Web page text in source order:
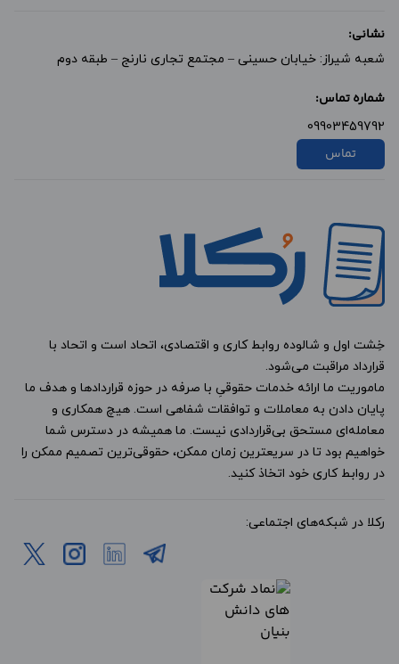
نشانی:
شعبه شیراز: خیابان حسینی – مجتمع تجاری نارنج – طبقه دوم
شماره تماس:
09903459792
تماس
خِشت اول و شالوده روابط کاری و اقتصادی، اتحاد است و اتحاد با
قرارداد مراقبت می‌شود.
ماموریت ما ارائه خدمات حقوقیِ با صرفه در حوزه قراردادها و هدف ما
پایان دادن به معاملات و توافقات شفاهی است. هیچ همکاری و
معامله‌ای مستحق بی‌قراردادی نیست. ما همیشه در دسترس شما
خواهیم بود تا در سریعترین زمان ممکن، حقوقی‌ترین تصمیم ممکن را
در روابط کاری خود اتخاذ کنید.
رکلا در شبکه‌های اجتماعی: